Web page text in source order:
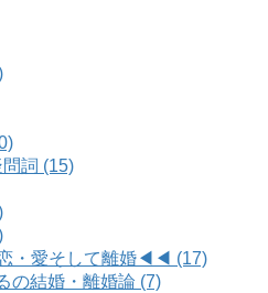
詞 (15)
・愛そして離婚◀◀ (17)
の結婚・離婚論 (7)